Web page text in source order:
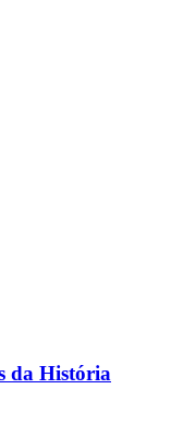
da História